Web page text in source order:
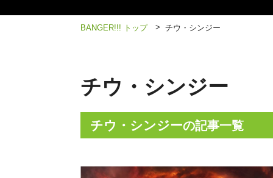
BANGER!!! トップ > チウ・シンジー
チウ・シンジー
チウ・シンジーの記事一覧